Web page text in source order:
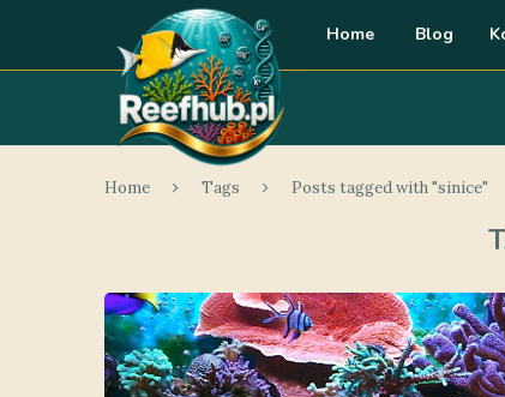
Home Blog
Home Tags Posts tagged with "sinice"